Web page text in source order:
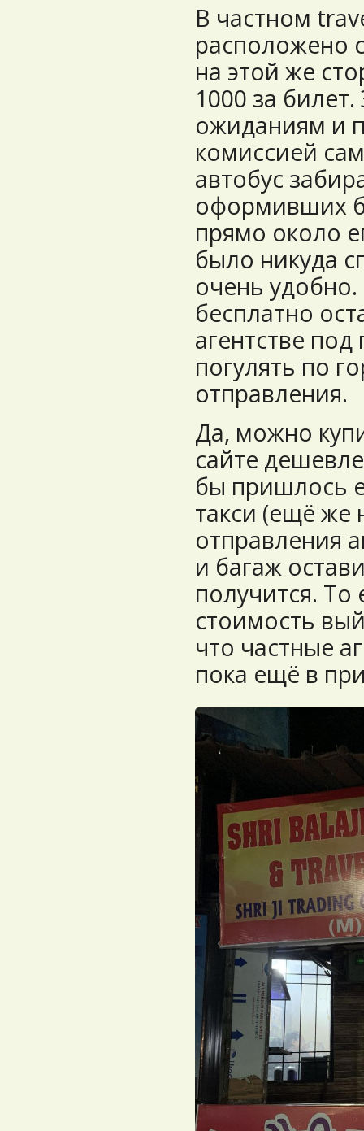
В частном
расположено
на этой же
1000 за
ожиданиям и
комиссией
автобус
оформивших
прямо около
было никуда
очень
бесплатно
агентстве
погулять по
отправления.
Да, можно
сайте
бы пришлось
такси (ещё же
отправления
и багаж
получится. То
стоимость
что частные
пока ещё в